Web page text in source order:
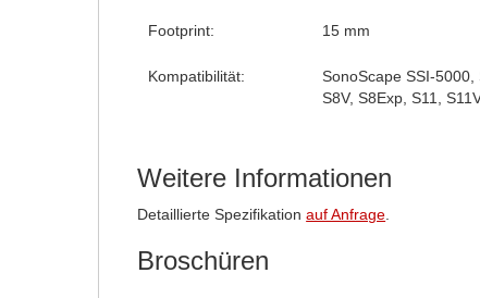
Footprint: 15 mm
Kompatibilität:
SonoScape SSI-5000,
S8V, S8Exp, S11,
Weitere Informationen
Detaillierte Spezifikationauf Anfrage.
Broschüren